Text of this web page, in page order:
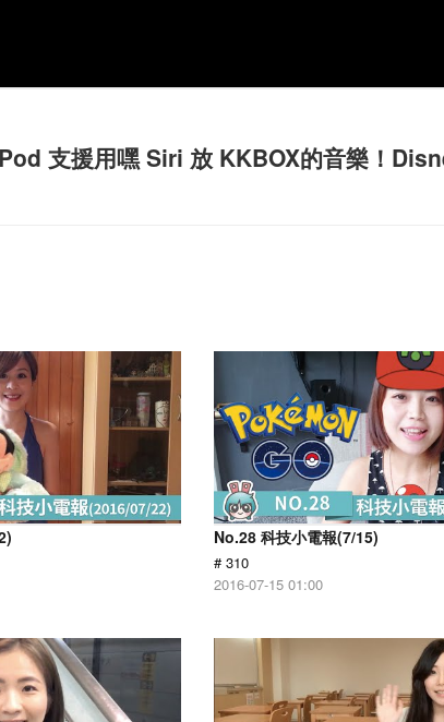
支援用嘿 Siri 放 KKBOX的音樂！
No.28 科技小電報(7/15)
# 310
2016-07-15 01:00